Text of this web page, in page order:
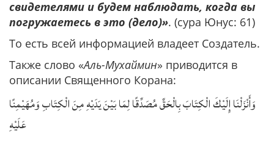
свидетелями и будем наблюдать, когда вы
погружаетесь в это (дело)». (сура Юнус: 61)
То есть всей информацией владеет Создатель.
Также слово «Аль-Мухаймин» приводится в
описании Священного Корана:
وَأَنْزَلْنَا إِلَيْكَ الْكِتَابَ بِالْحَقِّ مُصَدِّقًا لِمَا بَيْنَ يَدَيْهِ مِنَ الْكِتَابِ وَمُهَيْمِنًا
عَلَيْهِ